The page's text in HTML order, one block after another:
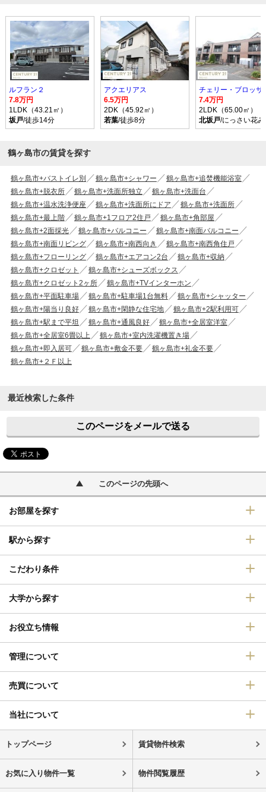
ルフラン２
7.8万円
1LDK（43.21㎡）
坂戸/徒歩14分
アクエリアス
6.5万円
2DK（45.92㎡）
若葉/徒歩8分
チェリー・ブロッサ
7.4万円
2LDK（65.00㎡）
北坂戸/にっさい花
鶴ヶ島市の賃貸を探す
鶴ヶ島市+バストイレ別 鶴ヶ島市+シャワー
鶴ヶ島市+追焚機能浴室
鶴ヶ島市+脱衣所
鶴ヶ島市+洗面所独立
鶴ヶ島市+洗面台
鶴ヶ島市+温水洗浄便座
鶴ヶ島市+洗面所にドア
鶴ヶ島市+洗面所
鶴ヶ島市+最上階
鶴ヶ島市+1フロア2住戸
鶴ヶ島市+角部屋
鶴ヶ島市+2面採光
鶴ヶ島市+バルコニー
鶴ヶ島市+南面バルコニー
鶴ヶ島市+南面リビング
鶴ヶ島市+南西向き
鶴ヶ島市+南西角住戸
鶴ヶ島市+フローリング
鶴ヶ島市+エアコン2台
鶴ヶ島市+収納
鶴ヶ島市+クロゼット
鶴ヶ島市+シューズボックス
鶴ヶ島市+クロゼット2ヶ所
鶴ヶ島市+TVインターホン
鶴ヶ島市+平面駐車場
鶴ヶ島市+駐車場1台無料
鶴ヶ島市+シャッター
鶴ヶ島市+陽当り良好
鶴ヶ島市+閑静な住宅地
鶴ヶ島市+2駅利用可
鶴ヶ島市+駅まで平坦
鶴ヶ島市+通風良好
鶴ヶ島市+全居室洋室
鶴ヶ島市+全居室6畳以上
鶴ヶ島市+室内洗濯機置き場
鶴ヶ島市+即入居可
鶴ヶ島市+敷金不要
鶴ヶ島市+礼金不要
鶴ヶ島市+２Ｆ以上
最近検索した条件
このページをメールで送る
このページの先頭へ
お部屋を探す
駅から探す
こだわり条件
大学から探す
お役立ち情報
管理について
売買について
当社について
トップページ 賃貸物件検索
お気に入り物件一覧 物件閲覧履歴